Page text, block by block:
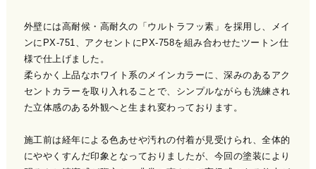
外壁には高耐候・高耐久の「ウルトラフッ素」を採用し、メイ
ンにPX-751、アクセントにPX-758を組み合わせたツートン仕
様で仕上げました。
柔らかく上品なホワイト系のメインカラーに、深みのあるアク
セントカラーを取り入れることで、シンプルながらも洗練され
た立体感のある外観へと生まれ変わっております。
施工前は経年による色あせや汚れの付着が見受けられ、全体的
にややくすんだ印象となっておりましたが、今回の塗装により